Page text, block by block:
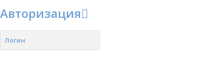
Авторизация